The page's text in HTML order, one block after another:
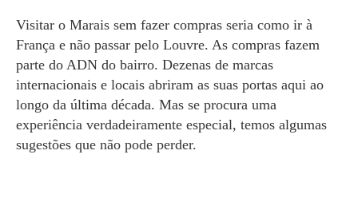
Visitar o Marais sem fazer compras seria como ir à
França e não passar pelo Louvre. As compras fazem
parte do ADN do bairro. Dezenas de marcas
internacionais e locais abriram as suas portas aqui ao
longo da última década. Mas se procura uma
experiência verdadeiramente especial, temos algumas
sugestões que não pode perder.